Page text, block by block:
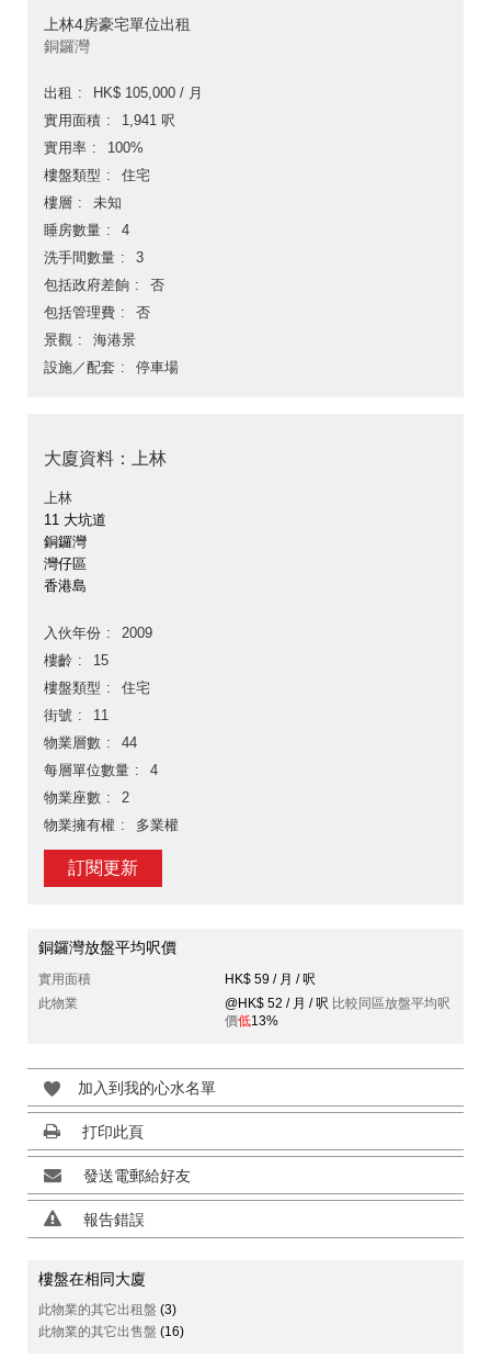
上林4房豪宅單位出租
銅鑼灣
出租
HK$ 105,000 / 月
實用面積
1,941 呎
實用率
100%
樓盤類型
住宅
樓層
未知
睡房數量
4
洗手間數量
3
包括政府差餉
否
包括管理費
否
景觀
海港景
設施／配套
停車場
大廈資料：上林
上林
11 大坑道
銅鑼灣
灣仔區
香港島
入伙年份
2009
樓齡
15
樓盤類型
住宅
街號
11
物業層數
44
每層單位數量
4
物業座數
2
物業擁有權
多業權
訂閱更新
銅鑼灣放盤平均呎價
實用面積
HK$ 59 / 月 / 呎
此物業
@HK$ 52 / 月 / 呎 比較同區放盤平均呎
價低13%
加入到我的心水名單
打印此頁
發送電郵給好友
報告錯誤
樓盤在相同大廈
此物業的其它出租盤 (3)
此物業的其它出售盤 (16)